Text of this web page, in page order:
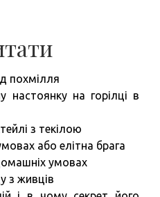
похмілля
настоянку на горілці в
з текілою
або елітна брага
умовах
з живців